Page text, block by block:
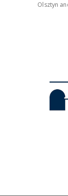
Olsztyn